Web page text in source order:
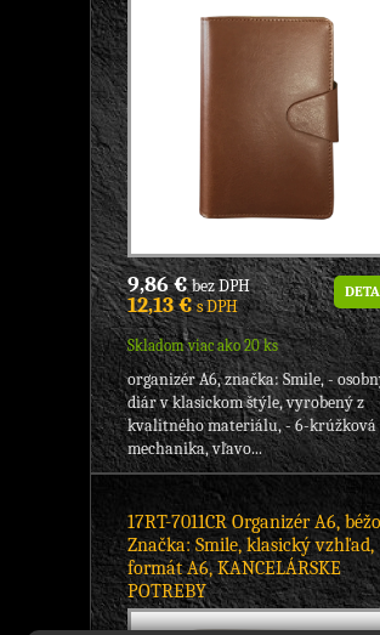
9,86 €bez DPH
12,13 €s DPH
Skladom viac ako 20 ks
organizér A6, značka: Smile, -
diár v klasickom štýle, vyrobený z
kvalitného materiálu, - 6-krúžková
mechanika, vľavo...
17RT-7011CR Organizér A6,
Značka: Smile, klasický vzhľad,
formát A6, KANCELÁRSKE
POTREBY